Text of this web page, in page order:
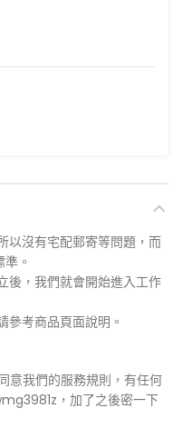
以沒有宅配郵寄等問題，而
。
後，我們就會開始進入工作
考商品頁面說明。
意我們的服務規則，有任何
，加了之後密一下